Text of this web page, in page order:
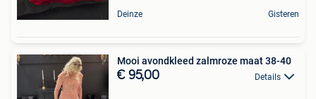
Deinze Gisteren
Mooi avondkleed zalmroze maat 38-40
€ 95,00 Details